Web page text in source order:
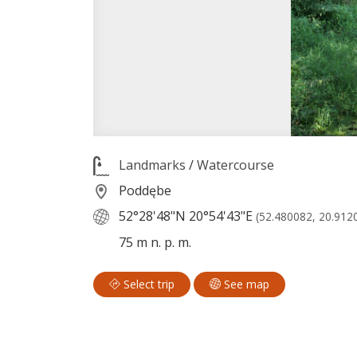
Landmarks /Watercourse
Poddębe
52°28'48"N 20°54'43"E (52.480082,
75 m n. p. m.
Select trip See map